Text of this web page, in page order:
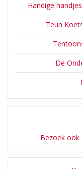
Handige
Teun
De
Bezoek ook